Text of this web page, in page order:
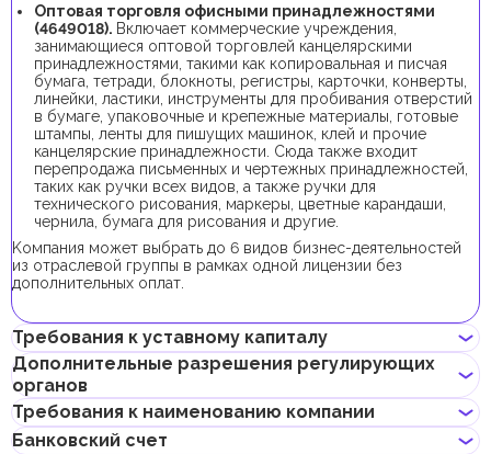
Оптовая торговля офисными принадлежностями
(4649018). Включает коммерческие учреждения,
занимающиеся оптовой торговлей канцелярскими
принадлежностями, такими как копировальная и писчая
бумага, тетради, блокноты, регистры, карточки, конверты,
линейки, ластики, инструменты для пробивания отверстий
в бумаге, упаковочные и крепежные материалы, готовые
штампы, ленты для пишущих машинок, клей и прочие
канцелярские принадлежности. Сюда также входит
перепродажа письменных и чертежных принадлежностей,
таких как ручки всех видов, а также ручки для
технического рисования, маркеры, цветные карандаши,
чернила, бумага для рисования и другие.
Kомпания может выбрать до 6 видов бизнес-деятельностей
из отраслевой группы в рамках одной лицензии без
дополнительных оплат.
Требования к уставному капиталу
Требование к минимальному уставному капиталу для
локальных компаний в Абу-Даби отсутствует.
Дополнительные разрешения регулирующих
органов
Для регистрации компании с данным видом бизнес-
деятельности получение дополнительных разрешений не
Требования к наименованию компании
Банковский счет